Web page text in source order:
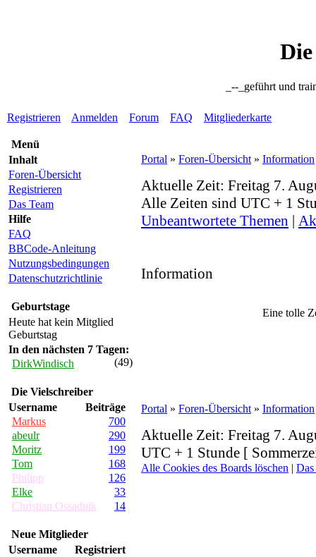
_--_geführt und
Registrieren Anmelden Forum FAQ Mitgliederkarte
Menü
Inhalt
Foren-Übersicht
Registrieren
Das Team
Hilfe
FAQ
BBCode-Anleitung
Nutzungsbedingungen
Datenschutzrichtlinie
Geburtstage
Heute hat kein Mitglied
Geburtstag
In den nächsten 7 Tagen:
DirkWindisch
(49)
Die Vielschreiber
Username
Beiträge
Markus
700
abeulr
290
Moritz
199
Tom
168
Philipp
126
Elke
33
Christian Ossadnik
14
Neue Mitglieder
Username
Registriert
Portal » Foren-Übersicht » Information
Aktuelle Zeit: Freitag 7.
Alle Zeiten sind UTC + 1
Unbeantwortete Themen |
Information
Eine tolle
Portal » Foren-Übersicht » Information
Aktuelle Zeit: Freitag 7.
UTC + 1 Stunde [
Alle Cookies des Boards löschen | Das